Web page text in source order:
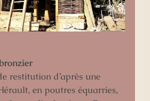
restitution d’après une
en poutres équarries,